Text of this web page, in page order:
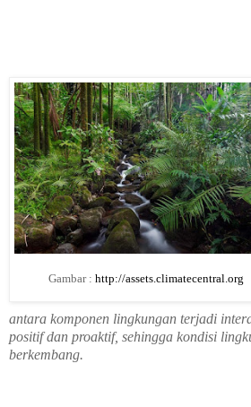
Gambar : http://assets.climatecentral.org
antara komponen lingkungan terjadi
positif dan proaktif, sehingga kondisi
berkembang.